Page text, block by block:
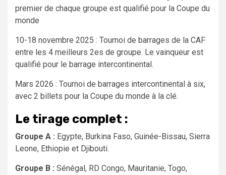
premier de chaque groupe est qualifié pour la Coupe du
monde
10-18 novembre 2025 : Tournoi de barrages de la CAF
entre les 4 meilleurs 2es de groupe. Le vainqueur est
qualifié pour le barrage intercontinental.
Mars 2026 : Tournoi de barrages intercontinental à six,
avec 2 billets pour la Coupe du monde à la clé.
Le tirage complet :
Groupe A : Egypte, Burkina Faso, Guinée-Bissau, Sierra
Leone, Ethiopie et Djibouti.
Groupe B : Sénégal, RD Congo, Mauritanie, Togo,